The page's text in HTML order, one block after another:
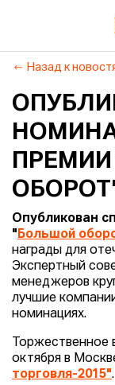
Назад к
Опубликован
" Большой
награды для
Экспертный
менеджеров
лучшие
номинациях.
Торжественное
октября в
торговля-2015".